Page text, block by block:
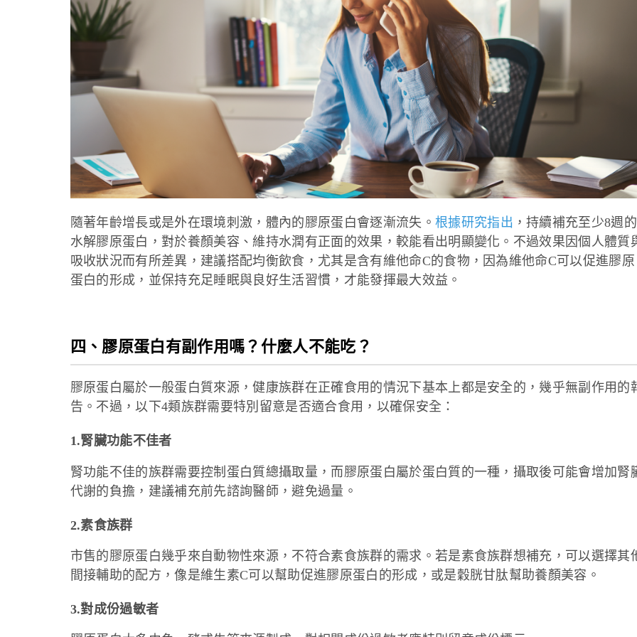
隨著年齡增長或是外在環境刺激，體內的膠原蛋白會逐漸流失。 根據研究指出 ，持續補充至少8週的
水解膠原蛋白，對於養顏美容、維持水潤有正面的效果，較能看出明顯變化。不過效果因個人體質
吸收狀況而有所差異，建議搭配均衡飲食，尤其是含有維他命C的食物，因為維他命C可以促進膠原
蛋白的形成，並保持充足睡眠與良好生活習慣，才能發揮最大效益。
四、膠原蛋白有副作用嗎？什麼人不能吃？
膠原蛋白屬於一般蛋白質來源，健康族群在正確食用的情況下基本上都是安全的，幾乎無副作用的
告。不過，以下4類族群需要特別留意是否適合食用，以確保安全：
1.腎臟功能不佳者
腎功能不佳的族群需要控制蛋白質總攝取量，而膠原蛋白屬於蛋白質的一種，攝取後可能會增加腎
代謝的負擔，建議補充前先諮詢醫師，避免過量。
2.素食族群
市售的膠原蛋白幾乎來自動物性來源，不符合素食族群的需求。若是素食族群想補充，可以選擇其
間接輔助的配方，像是維生素C可以幫助促進膠原蛋白的形成，或是穀胱甘肽幫助養顏美容。
3.對成份過敏者